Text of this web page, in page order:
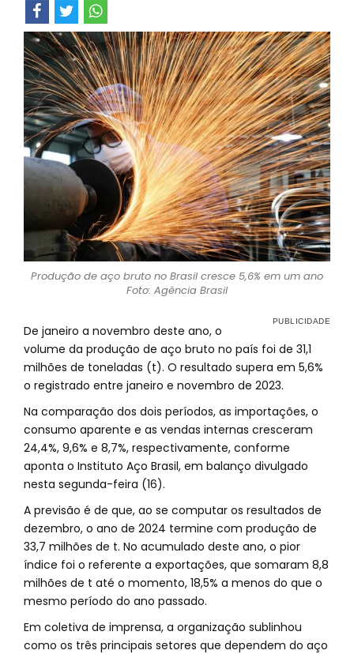
Produção de aço bruto no Brasil cresce 5,6% em um ano
Foto: Agência Brasil
De janeiro a novembro deste ano, o
volume da produção de aço bruto no país foi de 31,1
milhões de toneladas (t). O resultado supera em 5,6%
o registrado entre janeiro e novembro de 2023.
Na comparação dos dois períodos, as importações, o
consumo aparente e as vendas internas cresceram
24,4%, 9,6% e 8,7%, respectivamente, conforme
aponta o Instituto Aço Brasil, em balanço divulgado
nesta segunda-feira (16).
A previsão é de que, ao se computar os resultados de
dezembro, o ano de 2024 termine com produção de
33,7 milhões de t. No acumulado deste ano, o pior
índice foi o referente a exportações, que somaram 8,8
milhões de t até o momento, 18,5% a menos do que o
mesmo período do ano passado.
Em coletiva de imprensa, a organização sublinhou
como os três principais setores que dependem do aço